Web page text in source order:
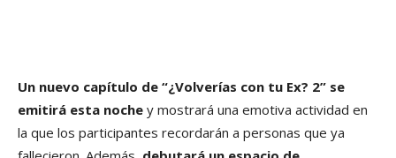
Un nuevo capítulo de “¿Volverías con tu Ex? 2” se
emitirá esta noche y mostrará una emotiva actividad en
la que los participantes recordarán a personas que ya